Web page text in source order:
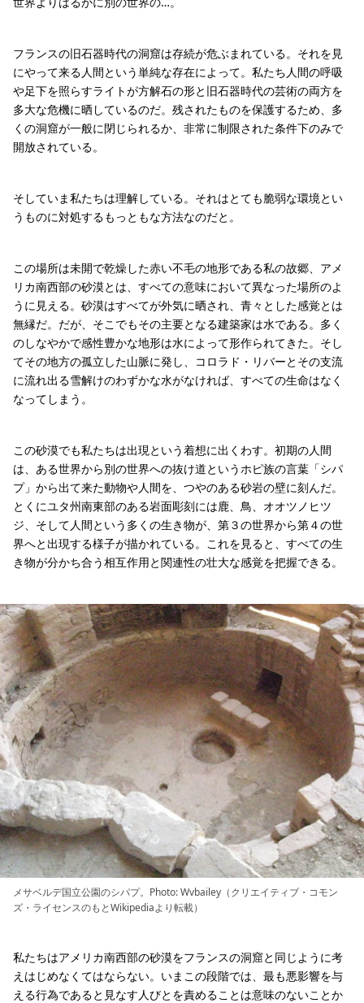
フランスの旧石器時代の洞窟は存続が危ぶまれている。それを見
にやって来る人間という単純な存在によって。私たち人間の呼吸
や足下を照らすライトが方解石の形と旧石器時代の芸術の両方を
多大な危機に晒しているのだ。残されたものを保護するため、多
くの洞窟が一般に閉じられるか、非常に制限された条件下のみで
開放されている。
そしていま私たちは理解している。それはとても脆弱な環境とい
うものに対処するもっともな方法なのだと。
この場所は未開で乾燥した赤い不毛の地形である私の故郷、アメ
リカ南西部の砂漠とは、すべての意味において異なった場所のよ
うに見える。砂漠はすべてが外気に晒され、青々とした感覚とは
無縁だ。だが、そこでもその主要となる建築家は水である。多く
のしなやかで感性豊かな地形は水によって形作られてきた。そし
てその地方の孤立した山脈に発し、コロラド・リバーとその支流
に流れ出る雪解けのわずかな水がなければ、すべての生命はなく
なってしまう。
この砂漠でも私たちは出現という着想に出くわす。初期の人間
は、ある世界から別の世界への抜け道というホピ族の言葉「シパ
プ」から出て来た動物や人間を、つやのある砂岩の壁に刻んだ。
とくにユタ州南東部のある岩面彫刻には鹿、鳥、オオツノヒツ
ジ、そして人間という多くの生き物が、第３の世界から第４の世
界へと出現する様子が描かれている。これを見ると、すべての生
き物が分かち合う相互作用と関連性の壮大な感覚を把握できる。
メサベルデ国立公園のシパプ。Photo: Wvbailey（クリエイティブ・コモン
ズ・ライセンスのもとWikipediaより転載）
私たちはアメリカ南西部の砂漠をフランスの洞窟と同じように考
えはじめなくてはならない。いまこの段階では、最も悪影響を与
える行為であると見なす人びとを責めることは意味のないことか